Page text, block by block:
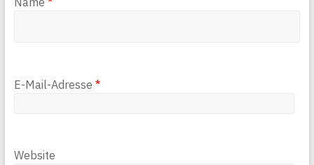
E-Mail-Adresse *
Website